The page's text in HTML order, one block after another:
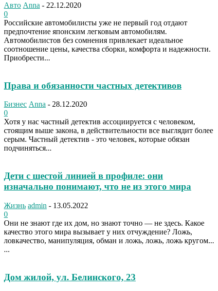
Авто Anna - 22.12.2020
0
Российские автомобилисты уже не первый год отдают
предпочтение японским легковым автомобилям.
Автомобилистов без сомнения привлекает идеальное
соотношение цены, качества сборки, комфорта и надежности.
Приобрести...
Права и обязанности частных детективов
Бизнес Anna - 28.12.2020
0
Хотя у нас частный детектив ассоциируется с человеком,
стоящим выше закона, в действительности все выглядит более
серым. Частный детектив - это человек, которые обязан
подчиняться...
Дети с шестой линией в профиле: они
изначально понимают, что не из этого мира
Жизнь admin - 13.05.2022
0
Они не знают где их дом, но знают точно — не здесь. Какое
качество этого мира вызывает у них отчуждение? Ложь,
ловкачество, манипуляция, обман и ложь, ложь, ложь кругом...
...
Дом жилой, ул. Белинского, 23